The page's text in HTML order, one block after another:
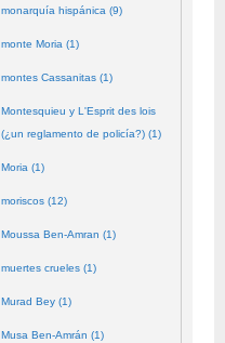
monarquía hispánica (9)
monte Moria (1)
montes Cassanitas (1)
Montesquieu y L'Esprit des lois
(¿un reglamento de policía?) (1)
Moria (1)
moriscos (12)
Moussa Ben-Amran (1)
muertes crueles (1)
Murad Bey (1)
Musa Ben-Amrán (1)